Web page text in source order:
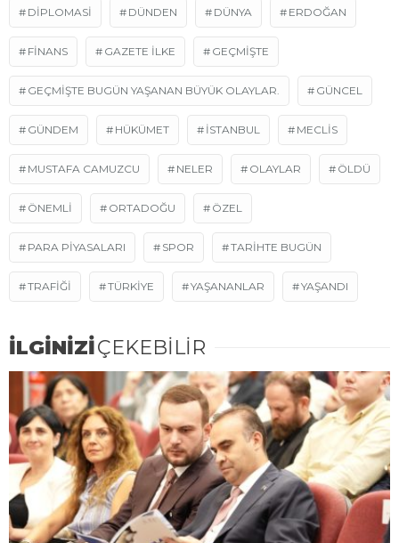
DİPLOMASİ DÜNDEN DÜNYA ERDOĞAN
FINANS GAZETE ILKE GEÇMIŞTE
GEÇMIŞTE BUGÜN YAŞANAN BÜYÜK OLAYLAR. GÜNCEL
GÜNDEM HÜKÜMET ISTANBUL MECLIS
MUSTAFA CAMUZCU NELER OLAYLAR ÖLDÜ
ÖNEMLI ORTADOĞU ÖZEL
PARA PIYASALARI SPOR TARIHTE BUGÜN
TRAFIĞI TÜRKIYE YAŞANANLAR YAŞANDI
İLGİNİZİÇEKEBİLİR